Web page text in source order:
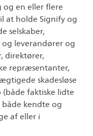
og en eller flere
at holde Signify og
selskaber,
leverandører og
direktører,
repræsentanter,
skadesløse
faktiske lidte
kendte og
af eller i